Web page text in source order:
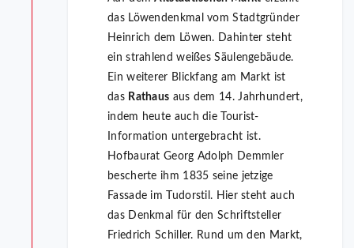
das Löwendenkmal vom Stadtgründer
Heinrich dem Löwen. Dahinter steht
ein strahlend weißes Säulengebäude.
Ein weiterer Blickfang am Markt ist
das Rathaus aus dem 14. Jahrhundert,
indem heute auch die Tourist-
Information untergebracht ist.
Hofbaurat Georg Adolph Demmler
bescherte ihm 1835 seine jetzige
Fassade im Tudorstil. Hier steht auch
das Denkmal für den Schriftsteller
Friedrich Schiller. Rund um den Markt,